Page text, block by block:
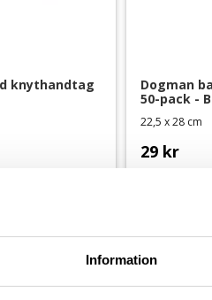
Information
knythandtag
Dogman
50-pack -
22,5 x 28 cm
29 kr
Andra köpte även